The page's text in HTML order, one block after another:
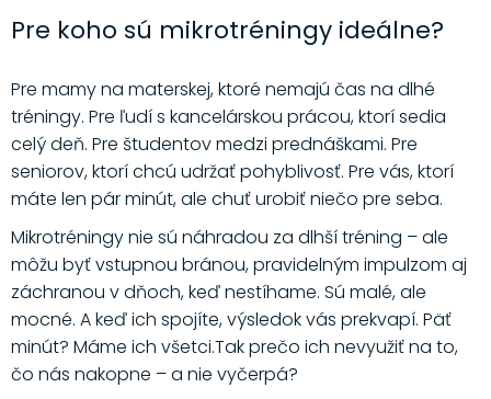
Pre koho sú mikrotréningy ideálne?
Pre mamy na materskej, ktoré nemajú čas na dlhé
tréningy. Pre ľudí s kancelárskou prácou, ktorí sedia
celý deň. Pre študentov medzi prednáškami. Pre
seniorov, ktorí chcú udržať pohyblivosť. Pre vás, ktorí
máte len pár minút, ale chuť urobiť niečo pre seba.
Mikrotréningy nie sú náhradou za dlhší tréning – ale
môžu byť vstupnou bránou, pravidelným impulzom aj
záchranou v dňoch, keď nestíhame. Sú malé, ale
mocné. A keď ich spojíte, výsledok vás prekvapí. Päť
minút? Máme ich všetci.Tak prečo ich nevyužiť na to,
čo nás nakopne – a nie vyčerpá?